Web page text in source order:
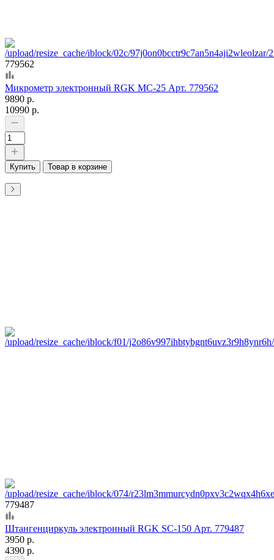
779562
Микрометр электронный RGK MC-25 Арт. 779562
9890 р.
10990 р.
Купить Товар в корзине
779487
Штангенциркуль электронный RGK SC-150 Арт. 779487
3950 р.
4390 р.